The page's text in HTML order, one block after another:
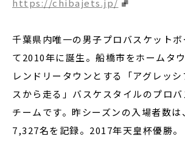
https://chibajets.jp/
千葉県内唯一の男子プロバスケット
て2010年に誕生。船橋市をホームタ
レンドリータウンとする「アグレッ
スから走る」バスケスタイルのプロ
チームです。昨シーズンの入場者数は
7,327名を記録。2017年天皇杯優勝。